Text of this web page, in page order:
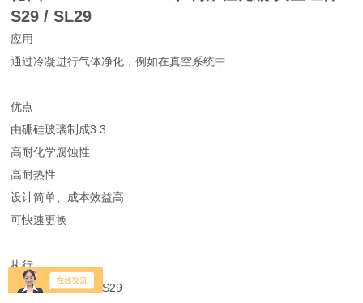
S29 / SL29
应用
通过冷凝进行气体净化，例如在真空系统中
优点
由硼硅玻璃制成3.3
高耐化学腐蚀性
高耐热性
设计简单、成本效益高
可快速更换
执行
K = 球形接地接头 S29